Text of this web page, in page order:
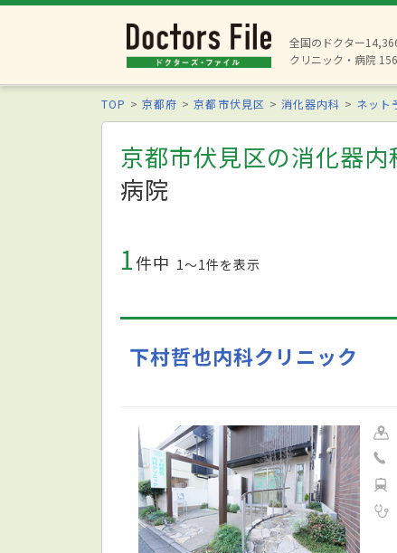
全国のドクター
クリニック・病院
TOP 京都府 京都市伏見区 消化器内科 ネット
京都市伏見区の消化器
病院
1件中 1〜1件を表示
下村哲也内科クリニック